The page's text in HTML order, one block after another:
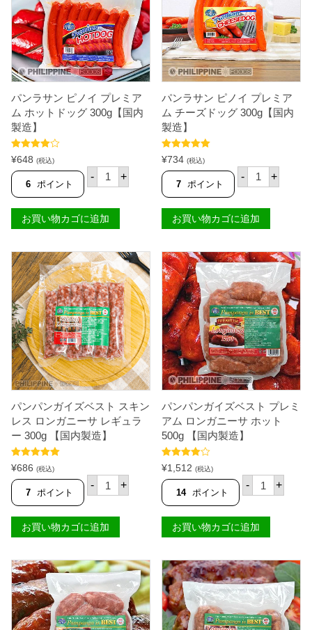
ニ
ー
サ
レ
ギ
ュ
ラ
ー
3
0
0
製
造
個
0
g
【
国
内
製
造
個
パンラサン ピノイ プレミア
ム ホットドッグ 300g【国内
製造】
5段階中
4.00 の評
価
¥648 (税込)
6 ポイント
- パ
ン
ン
ピ
イ
プ
レ
ミ
ア
ム
ホ
ッ
ト
ド
ッ
グ
3
0
0
g
【
国
】
個
+
お買い物カゴに追加
パンラサン ピノイ プレミア
ム チーズドッグ 300g【国内
製造】
5段階中5.00
の評価
¥734 (税込)
7 ポイント
- パ
ン
ン
ピ
イ
プ
レ
ミ
ア
ム
チ
ー
ズ
ド
ッ
グ
3
0
0
【
】
個
+
お買い物カゴに追加
パンパンガイズベスト スキン
レス ロンガニーサ レギュラ
ー 300g 【国内製造】
5段階中5.00
の評価
¥686 (税込)
7 ポイント
- パ
ン
ガ
イ
ベ
ス
ト
ス
キ
ン
レ
+
お買い物カゴに追加
パンパンガイズベスト プレミ
アム ロンガニーサ ホット
500g 【国内製造】
5段階中
4.33の評
価
¥1,512 (税込)
14 ポイント
- パ
ン
ガ
イ
ベ
ス
ト
プ
レ
ミ
ア
+
お買い物カゴに追加